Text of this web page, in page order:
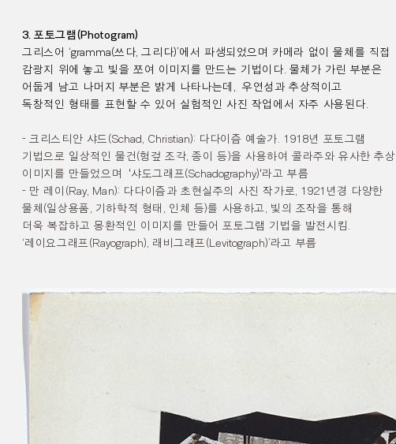
3. 포토그램(Photogram)
그리스어 ‘gramma(쓰다,그리다)’에서 파생되었으며 카메라 없이물체를 직접
감광지 위에 놓고 빛을 쪼여 이미지를 만드는 기법이다. 물체가 가린 부분은
어둡게 남고 나머지 부분은 밝게 나타나는데
우연성과 추상적이고
독창적인 형태를 표현할 수 있어 실험적인 사진 작업에서 자주 사용된다.
- 크리스티안 샤드 (Schad, Christian): 다다이즘 예술가. 1918년
포토그램
기법으로 일상적인 물건 (헝겊 조각 ,종이 등)을 사용하여 콜라주와 유사한 추상
이미지를 만들었으며
'샤도그래프 (Schadography)'라고 부름
- 만 레이 (Ray, Man): 다다이즘과 초현실주의 사진 작가로 , 1921 년경 다양한
물체 (일상용품 기하학적 형태 인체 등)를 사용하고
빛의 조작을 통해
더욱 복잡하고 몽환적인 이미지를 만들어 포토그램 기법을 발전시킴
‘레이요그래프 (Rayograph), 래비그래프 (Levitograph)’라고 부름